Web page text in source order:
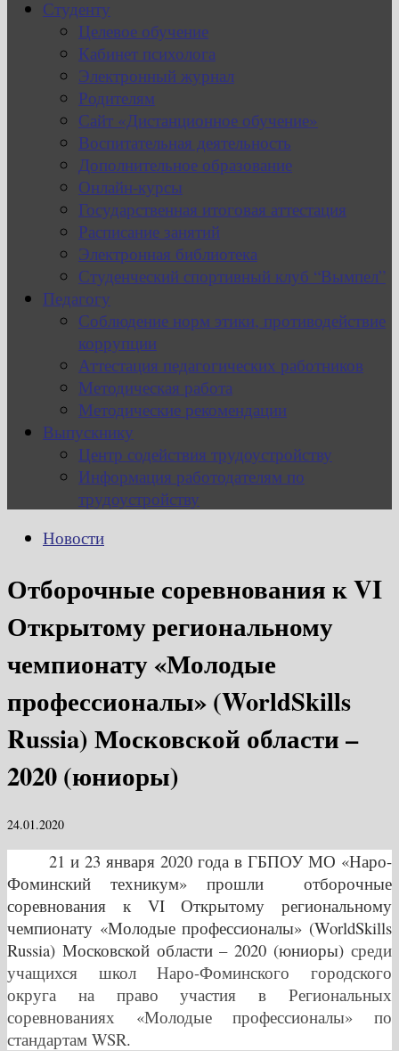
Студенту
Целевое обучение
Кабинет психолога
Электронный журнал
Родителям
Сайт «Дистанционное обучение»
Воспитательная деятельность
Дополнительное образование
Онлайн-курсы
Государственная итоговая аттестация
Расписание занятий
Электронная библиотека
Студенческий спортивный клуб “Вымпел”
Педагогу
Соблюдение норм этики, противодействие
коррупции
Аттестация педагогических работников
Методическая работа
Методические рекомендации
Выпускнику
Центр содействия трудоустройству
Информация работодателям по
трудоустройству
Новости
Отборочные соревнования к VI
Открытому региональному
чемпионату «Молодые
профессионалы» (WorldSkills
Russia) Московской области –
2020 (юниоры)
24.01.2020
21 и 23 января 2020 года в ГБПОУ МО «Наро-
Фоминский техникум» прошли отборочные
соревнования к VI Открытому региональному
чемпионату «Молодые профессионалы» (WorldSkills
Russia) Московской области – 2020 (юниоры) среди
учащихся школ Наро-Фоминского городского
округа на право участия в Региональных
соревнованиях «Молодые профессионалы» по
стандартам WSR.